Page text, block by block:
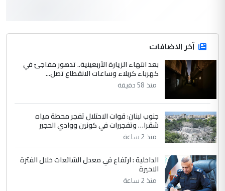
التعليق : قرار مستعجل جدا ولامصلحة فيه
للوزاره ولا للمواطن القرار الصائب يكون بعد
الاستماع للمدير ومغرفة ...
الموضوع :
وزير الصحة يعفي مدير مستشفى الكرخ
العام في بغداد
4 سردار
التعليق : واحد من عصابة علي ماما يسقط
جنسية الرافد الثالث للعراق ومن اصول عريقة
الموضوع :
الجواهري يرد على صدام حسين سل
مضجعيك يابن الزنا (نص كامل)
آخر الاضافات
بعد انتهاء الزيارة الأربعينية.. تدهور مفاجئ في
كهرباء كربلاء وساعات الانقطاع تصل...
منذ 58 دقيقة
جنوب لبنان: قوات الاحتلال تفجر محطة مياه
شقرا… وتفجيرات في كونين ووادي الحجير
منذ 2 ساعة
الداخلية : ارتفاع في معدل الشائعات خلال الفترة
الاخيرة
منذ 2 ساعة